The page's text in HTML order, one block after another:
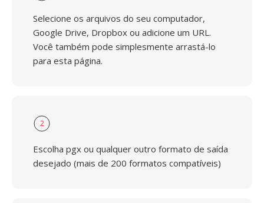
Selecione os arquivos do seu computador,
Google Drive, Dropbox ou adicione um URL.
Você também pode simplesmente arrastá-lo
para esta página.
2
Escolha pgx ou qualquer outro formato de saída
desejado (mais de 200 formatos compatíveis)